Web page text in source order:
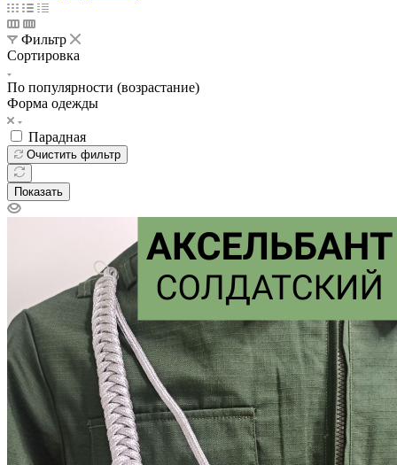
Фильтр
Сортировка
По популярности (возрастание)
Форма одежды
Парадная
Очистить фильтр
Показать